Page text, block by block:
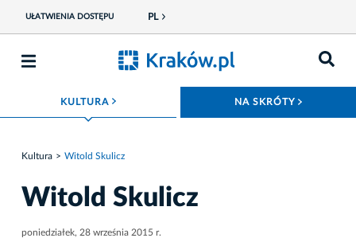
UŁATWIENIA DOSTĘPU PL
KULTURA ROZWIŃ MENU NA SKRÓTY
Kultura Witold Skulicz
Witold Skulicz
poniedziałek, 28 września 2015 r.